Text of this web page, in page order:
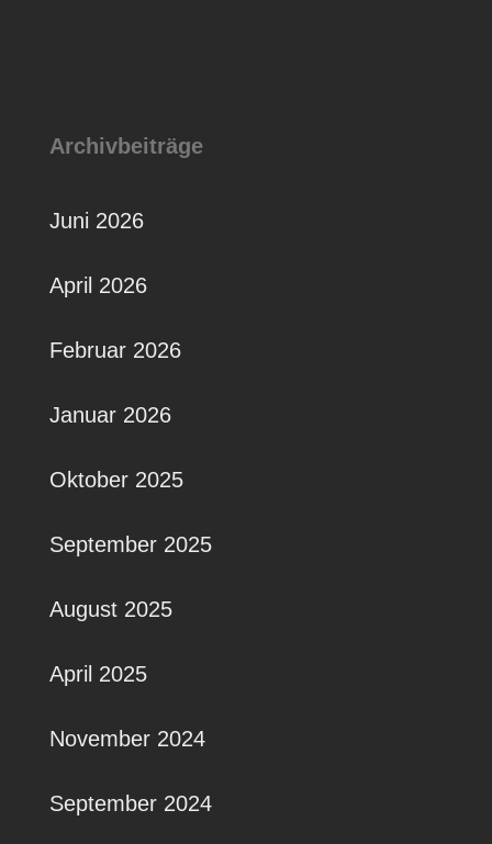
Archivbeiträge
Juni 2026
April 2026
Februar 2026
Januar 2026
Oktober 2025
September 2025
August 2025
April 2025
November 2024
September 2024